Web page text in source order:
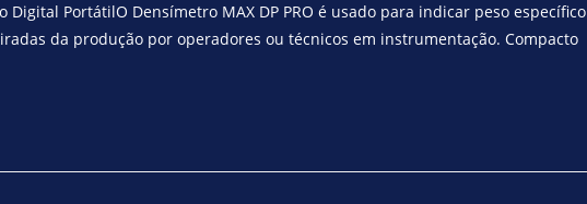
Digital PortátilO Densímetro MAX DP PRO é usado para indicar peso específico
da produção por operadores ou técnicos em instrumentação. Compacto